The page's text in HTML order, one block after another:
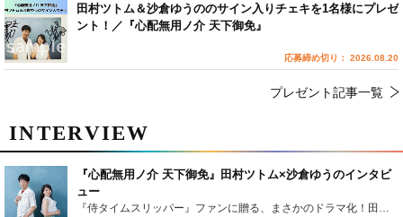
INTERVIEW
『心配無用ノ介 天下御免』田村ツトム×沙倉ゆうのインタビ
ュー
『侍タイムスリッパー』ファンに贈る、まさかのドラマ化！田村ツトム×沙倉ゆうのが語る『心配無用ノ介』撮影秘話
田村ツトム＆沙倉ゆうののサイン入りチェキを1名様にプレゼ
ント！／『心配無用ノ介 天下御免』
応募締め切り： 2026.08.20
プレゼント記事一覧